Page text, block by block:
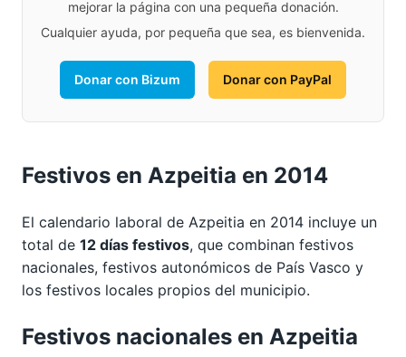
mejorar la página con una pequeña donación.
Cualquier ayuda, por pequeña que sea, es bienvenida.
Donar con Bizum Donar con PayPal
Festivos en Azpeitia en 2014
El calendario laboral de Azpeitia en 2014 incluye un
total de 12 días festivos, que combinan festivos
nacionales, festivos autonómicos de País Vasco y
los festivos locales propios del municipio.
Festivos nacionales en Azpeitia